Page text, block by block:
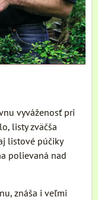
vyváženosť pri
listy zväčša
listové púčiky
polievaná nad
znáša i veľmi